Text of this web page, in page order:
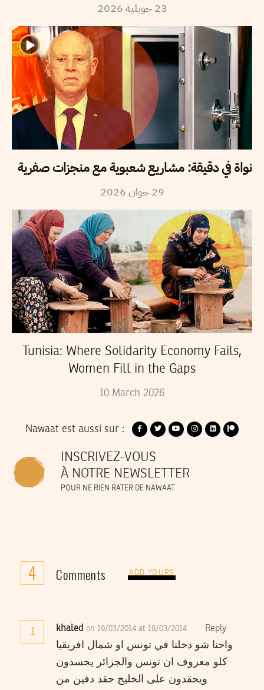
23 جويلية2026
نواة في دقيقة: مشاريع شعبوية مع منجزات صفرية
29 جوان2026
Tunisia: Where Solidarity Economy Fails,
Women Fill in the Gaps
10 March 2026
Nawaat est aussi sur :
INSCRIVEZ-VOUS
À NOTRE NEWSLETTER
POUR NE RIEN RATER DE NAWAAT
4 Comments ADD YOURS
1 khaled on 19/03/2014 at 19/03/2014 Reply
واحنا شو دخلنا في تونس او شمال افريقيا
كلو معروف ان تونس والجزائر يحسدون
ويحقدون على الخليج حقد دفين من